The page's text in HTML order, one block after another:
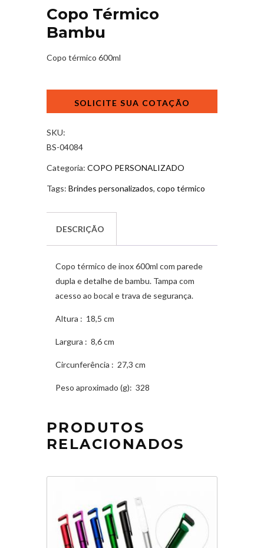
Copo Térmico
Bambu
Copo térmico 600ml
SKU:
BS-04084
Categoria: COPO PERSONALIZADO
Tags: Brindes personalizados, copo térmico
DESCRIÇÃO
Copo térmico de inox 600ml com parede
dupla e detalhe de bambu. Tampa com
acesso ao bocal e trava de segurança.
Altura : 18,5 cm
Largura : 8,6 cm
Circunferência : 27,3 cm
Peso aproximado (g): 328
PRODUTOS
RELACIONADOS